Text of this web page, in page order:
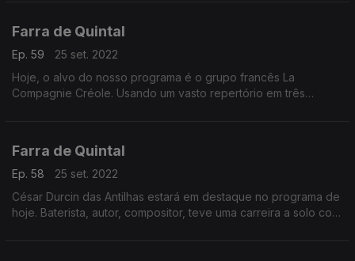
Farra de Quintal
Ep. 59
25 set. 2022
Hoje, o alvo do nosso programa é o grupo francês La
Compagnie Créole. Usando um vasto repertório em três
Farra de Quintal
Ep. 58
25 set. 2022
César Durcin das Antilhas estará em destaque no programa de
hoje. Baterista, autor, compositor, teve uma carreira a solo com